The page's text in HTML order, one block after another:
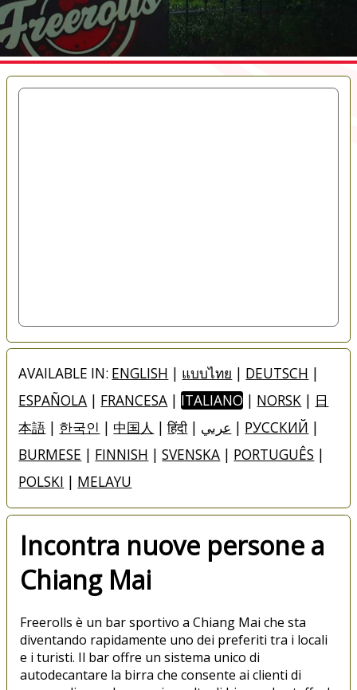
AVAILABLE IN: ENGLISH | แบบไทย | DEUTSCH |
ESPAÑOLA | FRANCESA | ITALIANO | NORSK | 日
本語 | 한국인 | 中国人 |हिंदी | عربي | РУССКИЙ |
BURMESE | FINNISH |SVENSKA | PORTUGUÊS |
POLSKI | MELAYU
Incontra nuove persone a
Chiang Mai
Freerolls è un bar sportivo a Chiang Mai che sta
diventando rapidamente uno dei preferiti tra i locali
e i turisti. Il bar offre un sistema unico di
autodecantare la birra che consente ai clienti di